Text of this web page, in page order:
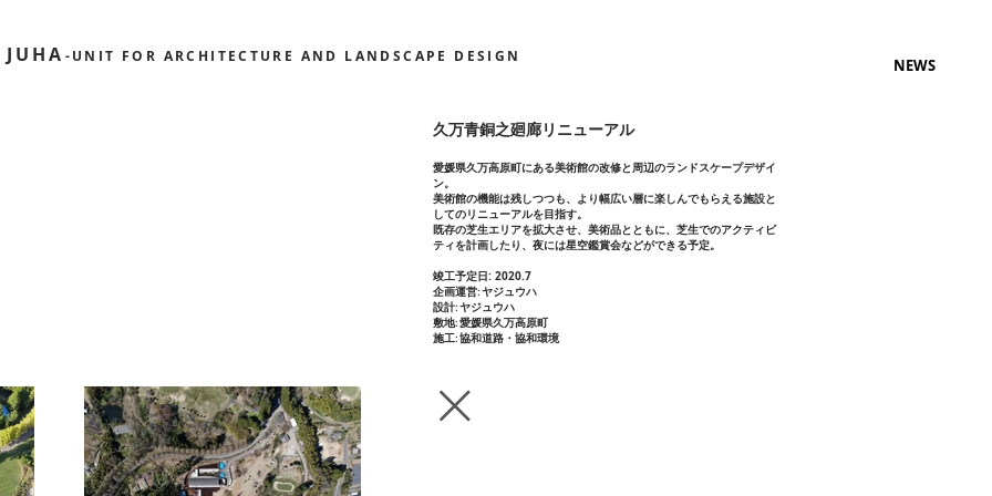
-UNIT FOR ARCHITECTURE AND LANDSCAPE DESIGN NEWS
​久万青銅之廻廊リニューアル
愛媛県久万高原町にある美術館の改修と周辺のランドスケープデザイ
ン。
美術館の機能は残しつつも、より幅広い層に楽しんでもらえる施設と
してのリニューアルを目指す。
既存の芝生エリアを拡大させ、美術品とともに、芝生でのアクティビ
ティを計画したり、夜には星空鑑賞会などができる予定。
竣工予定日: 2020.7
企画運営: ヤジュウハ
設計: ヤジュウハ
敷地: 愛媛県久万高原町
施工: 協和道路・協和環境